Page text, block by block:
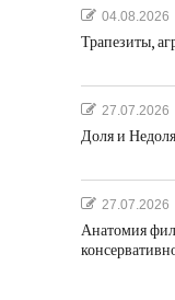
04.08.2026
Трапезиты,
27.07.2026
Доля и Недоля
27.07.2026
Анатомия